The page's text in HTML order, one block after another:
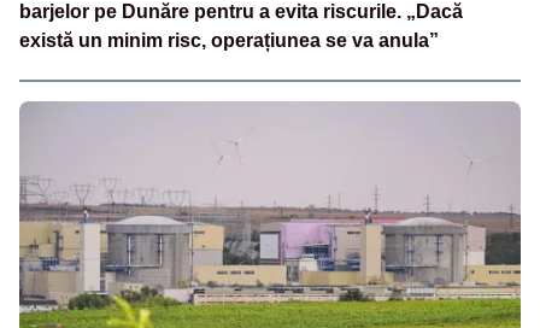
barjelor pe Dunăre pentru a evita riscurile. „Dacă
există un minim risc, operațiunea se va anula”